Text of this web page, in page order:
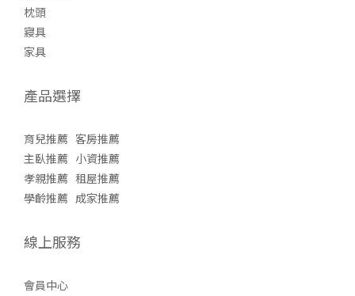
枕頭
寢具
家具
產品選擇
育兒推薦 客房推薦
主臥推薦 小資推薦
孝親推薦 租屋推薦
學齡推薦 成家推薦
線上服務
會員中心